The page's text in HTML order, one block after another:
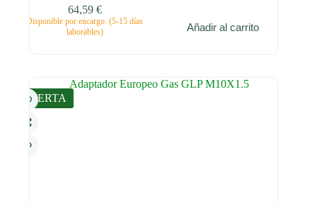
64,59 €
Disponible por encargo. (5-15 días
laborables)
Añadir al carrito
OFERTA